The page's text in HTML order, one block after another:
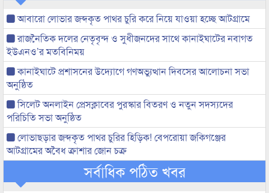
আবারো লোভার জব্দকৃত পাথর চুরি করে নিয়ে যাওয়া হচ্ছে আটগ্রামে
রাজনৈতিক দলের নেতৃবৃন্দ ও সুধীজনদের সাথে কানাইঘাটের নবাগত
ইউএনও’র মতবিনিময়
কানাইঘাটে প্রশাসনের উদ্যোগে গণঅভ্যুত্থান দিবসের আলোচনা সভা
অনুষ্ঠিত
সিলেট অনলাইন প্রেসক্লাবের পুরস্কার বিতরণ ও নতুন সদস্যদের
পরিচিতি সভা অনুষ্ঠিত
লোভাছড়ার জব্দকৃত পাথর চুরির হিড়িক! বেপরোয়া জকিগঞ্জের
আটগ্রামের অবৈধ ক্রাশার জোন চক্র
সর্বাধিক পঠিত খবর